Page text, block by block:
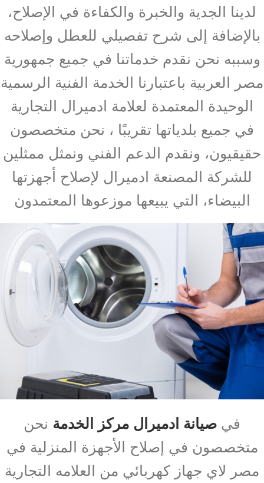
لدينا الجدية والخبرة والكفاءة في الإصلاح،
بالإضافة إلى شرح تفصيلي للعطل وإصلاحه
وسببه نحن نقدم خدماتنا في جميع جمهورية
مصر العربية باعتبارنا الخدمة الفنية الرسمية
الوحيدة المعتمدة لعلامة ادميرال التجارية
في جميع بلدياتها تقريبًا ، نحن متخصصون
حقيقيون، ونقدم الدعم الفني ونمثل ممثلين
للشركة المصنعة ادميرال لإصلاح أجهزتها
البيضاء، التي يبيعها موزعوها المعتمدون
في صيانة ادميرال مركز الخدمة نحن
متخصصون في إصلاح الأجهزة المنزلية في
مصر لاي جهاز كهربائي من العلامه التجارية